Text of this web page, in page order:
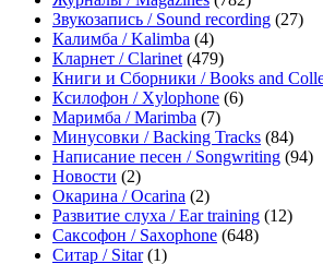
Звукозапись / Sound recording (27)
Калимба / Kalimba (4)
Кларнет / Clarinet (479)
Книги и Сборники / Books and
Ксилофон / Xylophone (6)
Маримба / Marimba (7)
Минусовки / Backing Tracks (84)
Написание песен / Songwriting (94)
Новости (2)
Окарина / Ocarina (2)
Развитие слуха / Ear training (12)
Саксофон / Saxophone (648)
Ситар / Sitar(1)